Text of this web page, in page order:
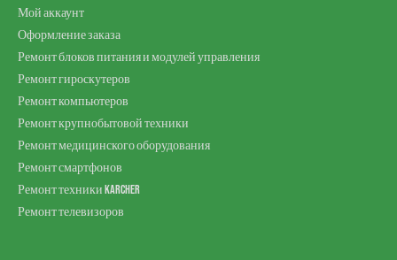
Мой аккаунт
Оформление заказа
Ремонт блоков питания и модулей управления
Ремонт гироскутеров
Ремонт компьютеров
Ремонт крупнобытовой техники
Ремонт медицинского оборудования
Ремонт смартфонов
Ремонт техники Karcher
Ремонт телевизоров